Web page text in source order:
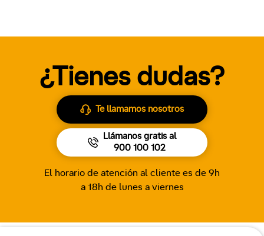
¿Tienes dudas?
Te llamamos nosotros
Llámanos gratis al
900 100 102
El horario de atención al cliente es de 9h
a 18h de lunes a viernes